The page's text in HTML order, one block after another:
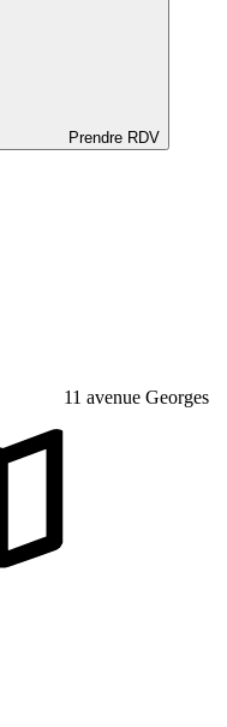
Prendre RDV
11 avenue Georges